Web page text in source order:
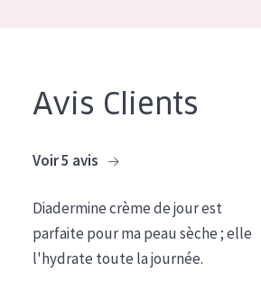
TYPE DE PRODUIT
Crème pour les Yeux
Sérum
Avis Clients
Voir 5 avis
Diadermine crème de jour est
parfaite pour ma peau sèche ; elle
l'hydrate toute la journée.